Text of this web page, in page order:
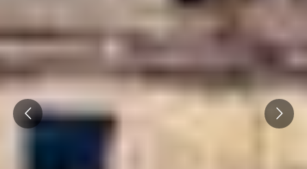
Prev Next